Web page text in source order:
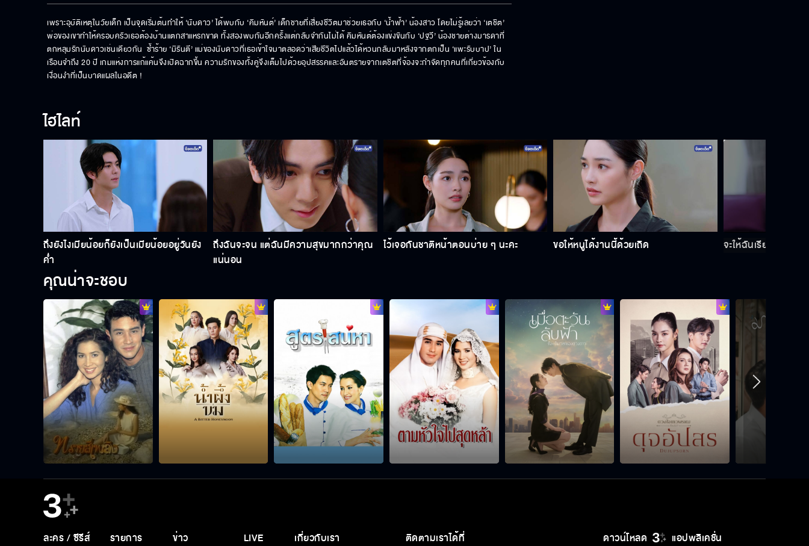
ฟ้าอยากให้เขาจีบ แบบจีบไง
เพราะผมมีคุณแล้วไง
ข้าดีใจนะ สิ่งเล็กๆ ที่เอามาให้มันทำให้
เอ็งมีความสุข
ข้อความนี้คงส่งไม่ถึงมือคนที่แกรัก
หรอก
เพราะอุบัติเหตุในวัยเด็ก เป็นจุดเริ่มต้นทำให้ ‘นับดาว’ ได้พบกับ ‘คิมหันต์’ เด็กชายที่เสี่ยงชีวิตมาช่วยเธอกับ ‘น้ำฟ้า’ น้องสาว โดยไม่รู้เลยว่า ‘เตชิต’
พ่อของเขาทำให้ครอบครัวเธอต้องบ้านแตกสาแหรกขาด ทั้งสองพบกันอีกครั้งแต่กลับจำกันไม่ได้ คิมหันต์ต้องแข่งขันกับ ‘ปฐวี’ น้องชายต่างมารดาที่
ตกหลุมรักนับดาวเช่นเดียวกัน  ซ้ำร้าย ‘มิรันตี’ แม่ของนับดาวที่เธอเข้าใจมาตลอดว่าเสียชีวิตไปแล้วได้หวนกลับมาหลังจากตกเป็น ‘แพะรับบาป’ ใน
เรือนจำถึง 20 ปี เกมแห่งการแก้แค้นจึงเปิดฉากขึ้น ความรักของทั้งคู่จึงเต็มไปด้วยอุปสรรคและอันตรายจากเตชิตที่จ้องจะกำจัดทุกคนที่เกี่ยวข้องกับ
เงื่อนงำที่เป็นบาดแผลในอดีต !
ไฮไลท์
ถึงยังไงเมียน้อยก็ยังเป็นเมียน้อยอยู่วันยัง
ค่ำ
ถึงฉันจะจน แต่ฉันมีความสุขมากกว่าคุณ
แน่นอน
ไว้เจอกันชาติหน้าตอนบ่าย ๆ นะคะ ขอให้หนูได้งานนี้ด้วยเถิด จะให้ฉันเรียกคุณเข้า
คุณน่าจะชอบ
ดาวน์โหลด แอปพลิเคชั่น
ละคร / ซีรีส์ รายการ ข่าว LIVE เกี่ยวกับเรา ติดตามเราได้ที่